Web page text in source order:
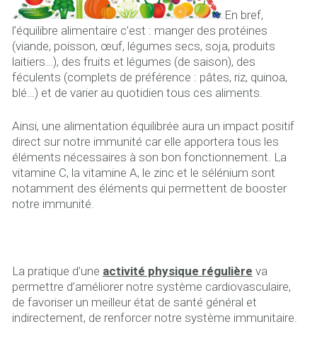
En bref,
l’équilibre alimentaire c’est : manger des protéines
(viande, poisson, œuf, légumes secs, soja, produits
laitiers…), des fruits et légumes (de saison), des
féculents (complets de préférence : pâtes, riz, quinoa,
blé…) et de varier au quotidien tous ces aliments.
Ainsi, une alimentation équilibrée aura un impact positif
direct sur notre immunité car elle apportera tous les
éléments nécessaires à son bon fonctionnement. La
vitamine C, la vitamine A, le zinc et le sélénium sont
notamment des éléments qui permettent de booster
notre immunité.
La pratique d’une activité physique régulière va
permettre d’améliorer notre système cardiovasculaire,
de favoriser un meilleur état de santé général et
indirectement, de renforcer notre système immunitaire.